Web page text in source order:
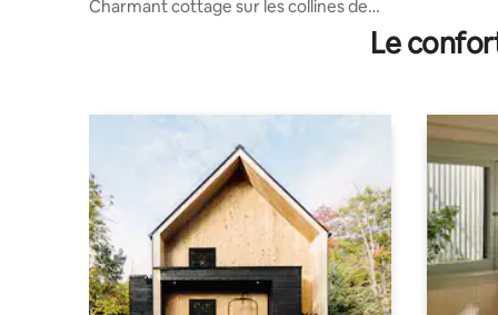
Charmant cottage sur les collines de
Le